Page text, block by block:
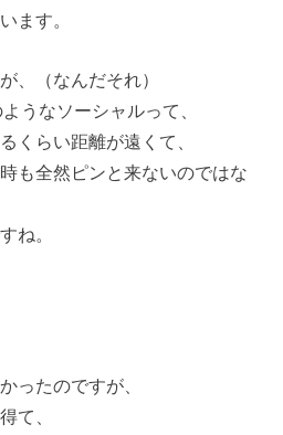
ます。
、（なんだそれ）
うなソーシャルって、
くらい距離が遠くて、
も全然ピンと来ないのではな
ね。
ったのですが、
て、